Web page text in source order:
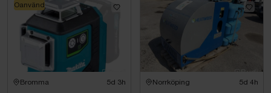
Bromma 5d 3h
Oanvänd
Norrköping 5d 4h